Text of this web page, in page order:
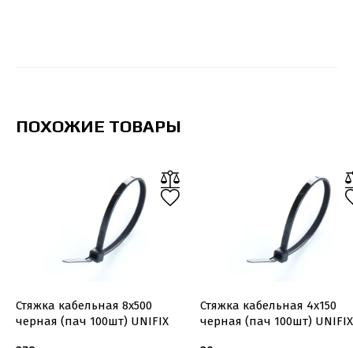
ПОХОЖИЕ ТОВАРЫ
Стяжка кабельная 8х500
черная (пач 100шт) UNIFIX
Стяжка кабельная 4х150
черная (пач 100шт) UNIFIX